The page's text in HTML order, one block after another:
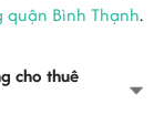
Bình Thạnh.
cho thuê